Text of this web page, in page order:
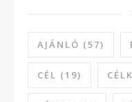
AJÁNLÓ (57)
CÉL (19)